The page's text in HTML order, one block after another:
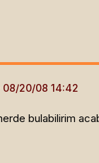
bulabilirim